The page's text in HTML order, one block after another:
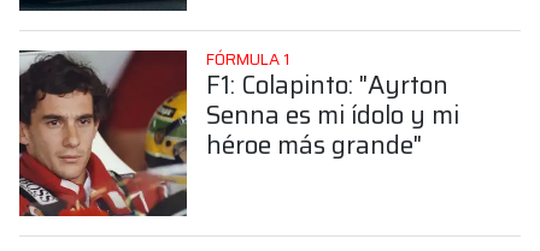
FÓRMULA 1
F1: Colapinto: "Ayrton
Senna es mi ídolo y mi
héroe más grande"